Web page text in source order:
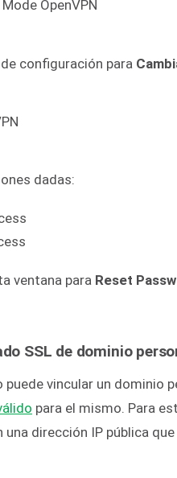
configuración para
dadas:
ventana para Reset
SSL de dominio
vincular un dominio
para el mismo. Para
dirección IP pública